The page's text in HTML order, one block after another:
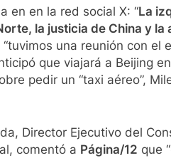
en en la red social X: “La
la justicia de China y la
una reunión con el
que viajará a Beijing
pedir un “taxi aéreo”,
Director Ejecutivo del
comentó a Página/12 que